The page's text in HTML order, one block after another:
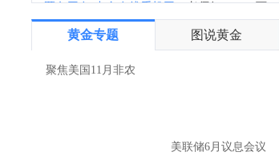
匿名网友-中金在线手机网：老师好，4345可
以多吗？
让大家第一时间获取最新策略和实时指
匿名网友-中金在线手机网：
黄金多，看到什
黄金专题 图说黄金
聚焦美国11月非农
美联储6月议息会议